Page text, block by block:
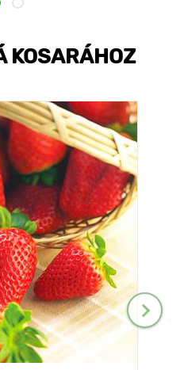
KOSARÁHOZ